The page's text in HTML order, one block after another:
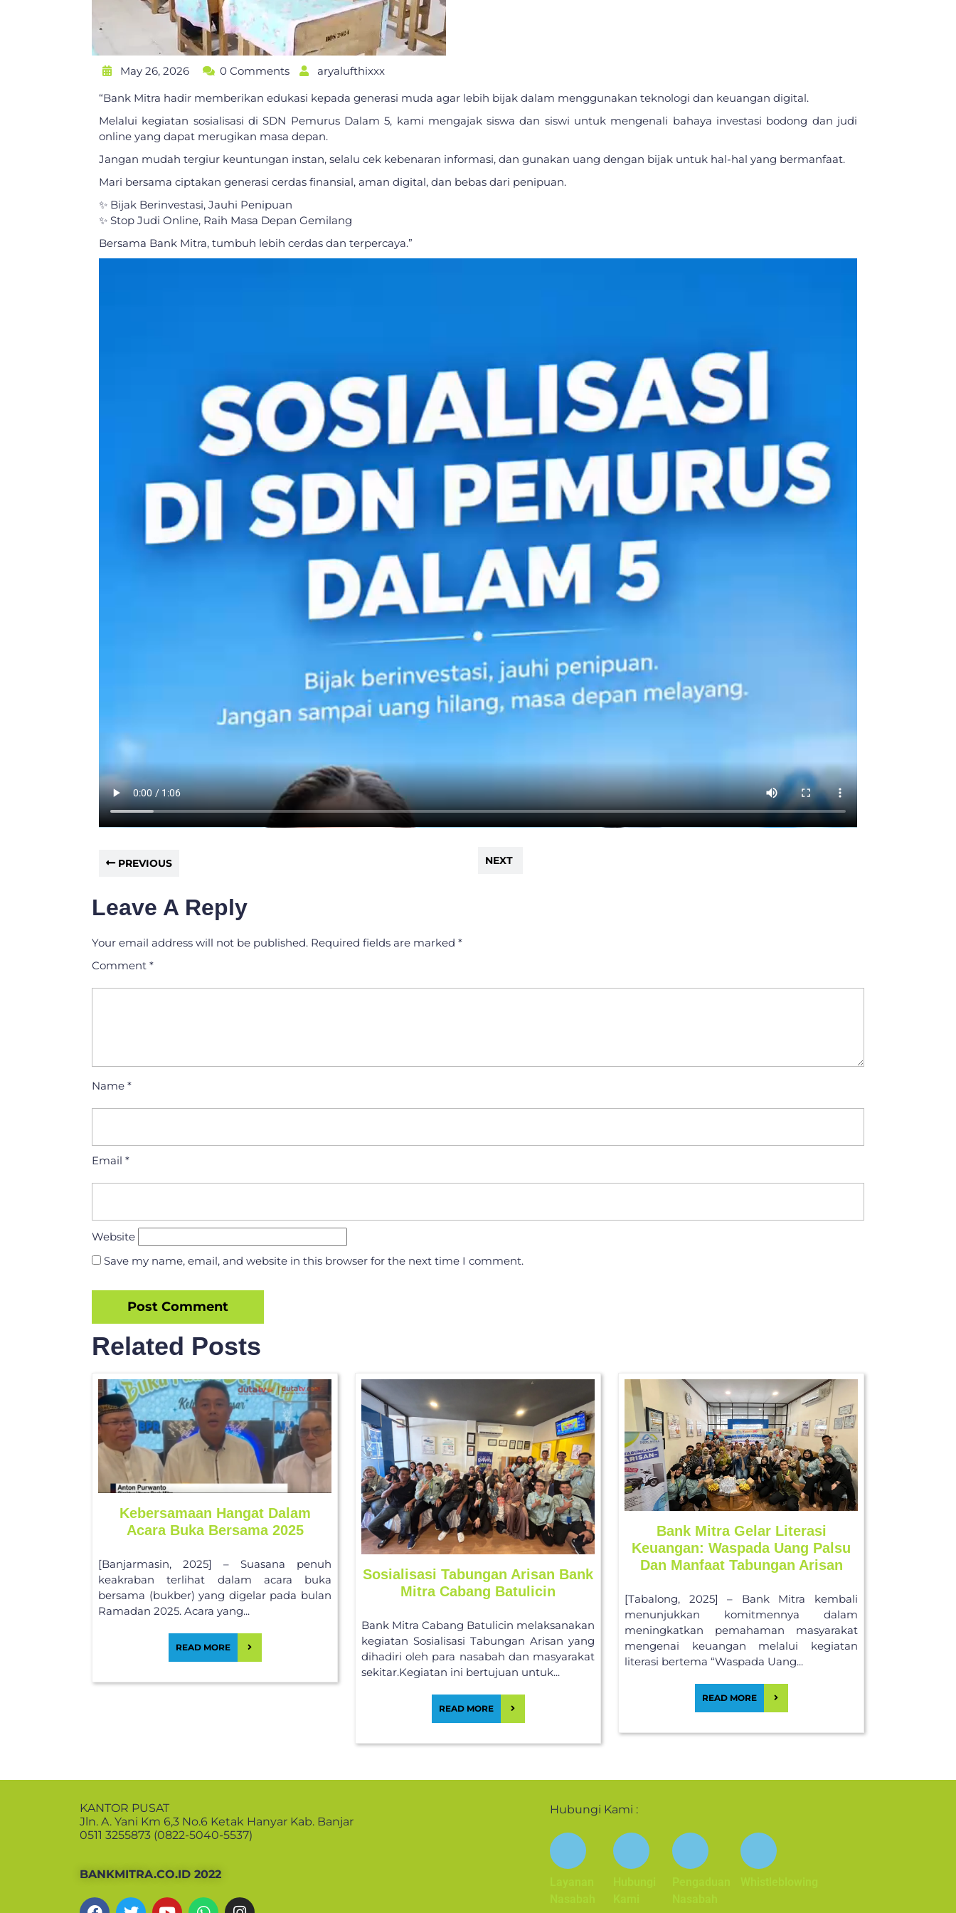
May 26, 2026 0 Comments
aryalufthixxx
“Bank Mitra hadir memberikan edukasi kepada generasi muda agar lebih bijak dalam menggunakan teknologi dan keuangan digital.
Melalui kegiatan sosialisasi di SDN Pemurus Dalam 5, kami mengajak siswa dan siswi untuk mengenali bahaya investasi bodong dan judi
online yang dapat merugikan masa depan.
Jangan mudah tergiur keuntungan instan, selalu cek kebenaran informasi, dan gunakan uang dengan bijak untuk hal-hal yang bermanfaat.
Mari bersama ciptakan generasi cerdas finansial, aman digital, dan bebas dari penipuan.
✨ Bijak Berinvestasi, Jauhi Penipuan
✨ Stop Judi Online, Raih Masa Depan Gemilang
Bersama Bank Mitra, tumbuh lebih cerdas dan terpercaya.”
PREVIOUS NEXT
Leave A Reply
Your email address will not be published. Required fields are marked *
Comment *
Name *
Email *
Website
Save my name, email, and website in this browser for the next time I comment.
Related Posts
Kebersamaan Hangat Dalam
Acara Buka Bersama 2025
[Banjarmasin, 2025] – Suasana penuh
keakraban terlihat dalam acara buka
bersama (bukber) yang digelar pada bulan
Ramadan 2025. Acara yang...
READ MORE
Sosialisasi Tabungan Arisan Bank
Mitra Cabang Batulicin
Bank Mitra Cabang Batulicin melaksanakan
kegiatan Sosialisasi Tabungan Arisan yang
dihadiri oleh para nasabah dan masyarakat
sekitar.Kegiatan ini bertujuan untuk...
READ MORE
Bank Mitra Gelar Literasi
Keuangan: Waspada Uang Palsu
Dan Manfaat Tabungan Arisan
[Tabalong, 2025] – Bank Mitra kembali
menunjukkan komitmennya dalam
meningkatkan pemahaman masyarakat
mengenai keuangan melalui kegiatan
literasi bertema “Waspada Uang...
READ MORE
KANTOR PUSAT
Jln. A. Yani Km 6,3 No.6 Ketak Hanyar Kab. Banjar
0511 3255873 (0822-5040-5537)
BANKMITRA.CO.ID 2022
Hubungi Kami :